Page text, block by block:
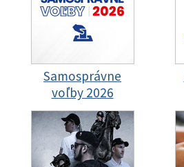
Samosprávne
voľby 2026